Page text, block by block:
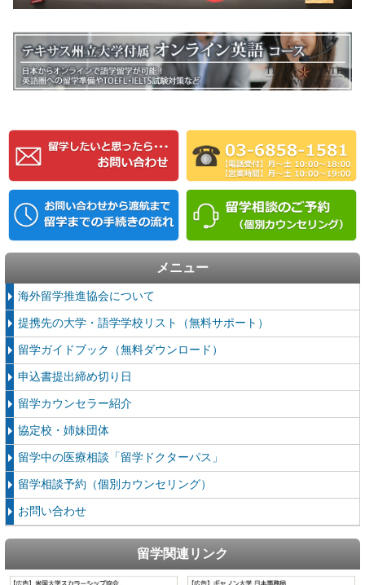
メニュー
海外留学推進協会について
提携先の大学・語学学校リスト（無料サポート）
留学ガイドブック（無料ダウンロード）
申込書提出締め切り日
留学カウンセラー紹介
協定校・姉妹団体
留学中の医療相談「留学ドクターパス」
留学相談予約（個別カウンセリング）
お問い合わせ
留学関連リンク